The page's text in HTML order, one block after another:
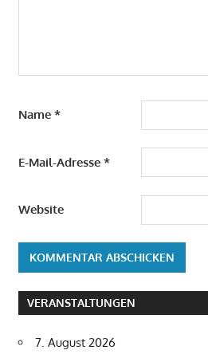
Name *
E-Mail-Adresse *
Website
VERANSTALTUNGEN
7. August 2026